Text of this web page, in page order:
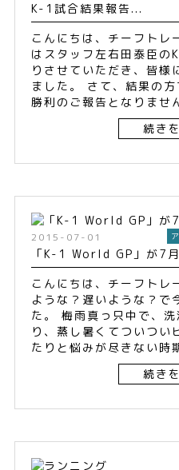
K-1試合結果報告...
こんにちは、チーフトレ
はスタッフ左右田泰臣の
りさせていただき、皆様
ました。 さて、結果の
勝利のご報告となりませ
続き
2015-07-01
「K-1 World GP」が7
こんにちは、チーフトレ
ような？遅いような？で
た。 梅雨真っ只中で、
り、蒸し暑くてついつい
たりと悩みが尽きない
続き